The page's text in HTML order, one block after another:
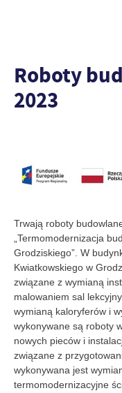
Roboty
2023
Trwają roboty
„Termomodernizacja
Grodziskiego”. W
Kwiatkowskiego w
związane z wymianą
malowaniem sal
wymianą kaloryferów i
wykonywane są roboty
nowych pieców i
związane z
wykonywana jest
termomodernizacyjne